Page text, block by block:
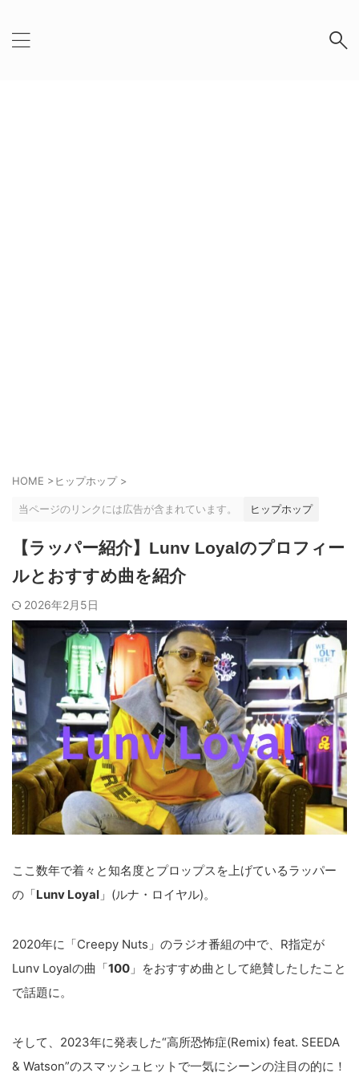
HOME >ヒップホップ >
当ページのリンクには広告が含まれています。 ヒップホップ
【ラッパー紹介】Lunv Loyalのプロフィー
ルとおすすめ曲を紹介
2026年2月5日
ここ数年で着々と知名度とプロップスを上げているラッパー
の「Lunv Loyal 」(ルナ・ロイヤル)。
2020年に「Creepy Nuts」のラジオ番組の中で、R指定が
Lunv Loyalの曲「100 」をおすすめ曲として絶賛したしたこと
で話題に。
そして、2023年に発表した“高所恐怖症(Remix) feat. SEEDA
& Watson”のスマッシュヒットで一気にシーンの注目の的に！